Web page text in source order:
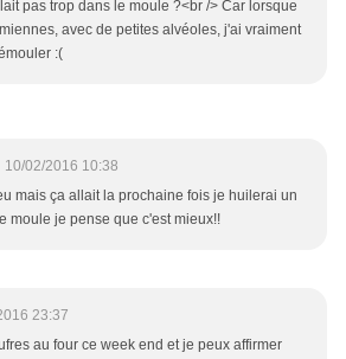
pas trop dans le moule ?<br /> Car lorsque
avec de petites alvéoles, j'ai vraiment
:(
10/02/2016 10:38
mais ça allait la prochaine fois je huilerai un
moule je pense que c'est mieux!!
23:37
au four ce week end et je peux affirmer